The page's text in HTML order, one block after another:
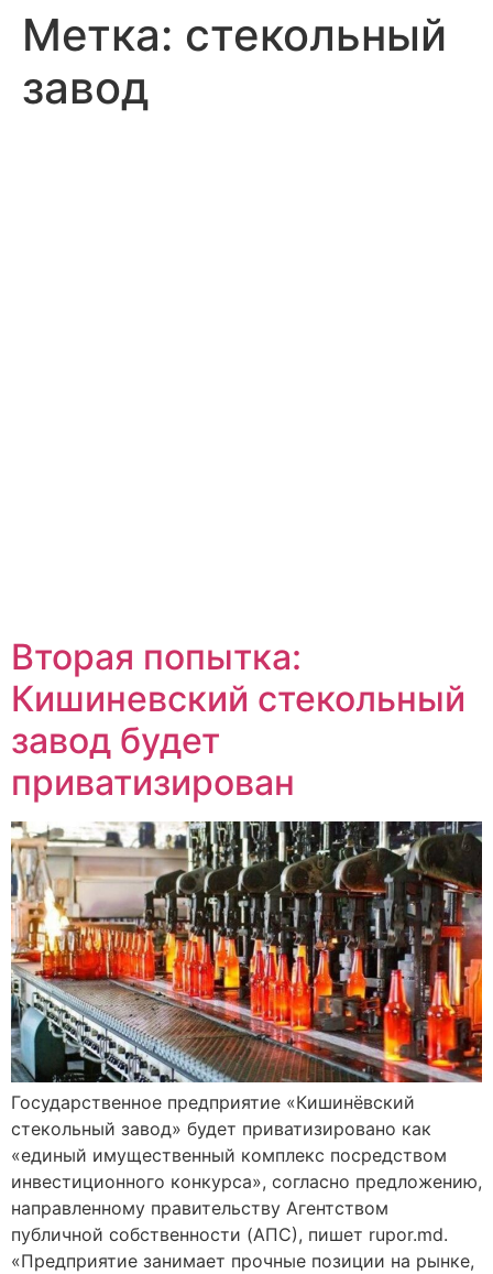
Метка: стекольный
завод
Вторая попытка:
Кишиневский стекольный
завод будет
приватизирован
Государственное предприятие «Кишинёвский
стекольный завод» будет приватизировано как
«единый имущественный комплекс посредством
инвестиционного конкурса», согласно предложению,
направленному правительству Агентством
публичной собственности (AПС), пишет rupor.md.
«Предприятие занимает прочные позиции на рынке,